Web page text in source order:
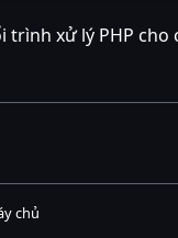
trình xử lý PHP cho
chủ